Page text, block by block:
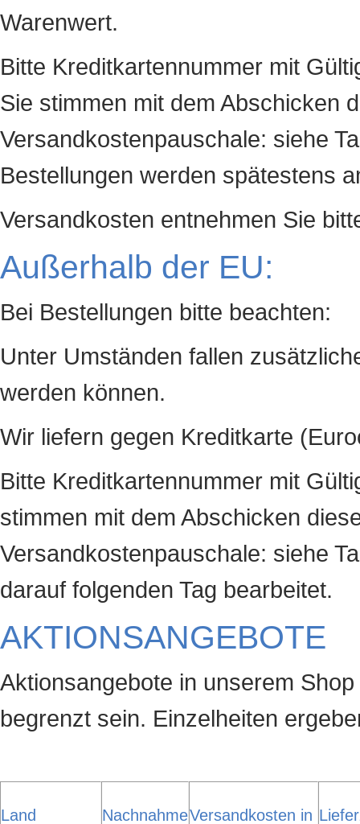
Warenwert.
Bitte Kreditkartennummer mit
Sie stimmen mit dem Abschicken
Versandkostenpauschale: siehe
Bestellungen werden spätestens
Versandkosten entnehmen Sie
Außerhalb der EU:
Bei Bestellungen bitte beachten:
Unter Umständen fallen
werden können.
Wir liefern gegen Kreditkarte
Bitte Kreditkartennummer mit
stimmen mit dem Abschicken
Versandkostenpauschale: siehe
darauf folgenden Tag bearbeitet.
AKTIONSANGEBOTE
Aktionsangebote in unserem
begrenzt sein. Einzelheiten
Land NachnahmeVersandkosten in